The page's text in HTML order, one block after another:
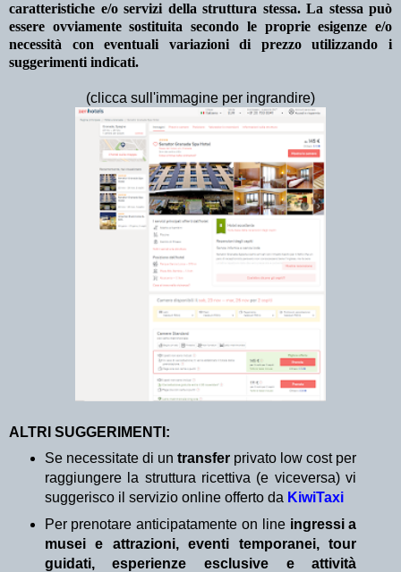
caratteristiche e/o servizi della struttura stessa. La stessa può
essere ovviamente sostituita secondo le proprie esigenze e/o
necessità con eventuali variazioni di prezzo utilizzando i
suggerimenti indicati.
(clicca sull'immagine per ingrandire)
ALTRI SUGGERIMENTI:
Se necessitate di un transfer privato low cost per
raggiungere la struttura ricettiva (e viceversa) vi
suggerisco il servizio online offerto da KiwiTaxi
Per prenotare anticipatamente on line ingressi a
musei e attrazioni, eventi temporanei, tour
guidati, esperienze esclusive e attività